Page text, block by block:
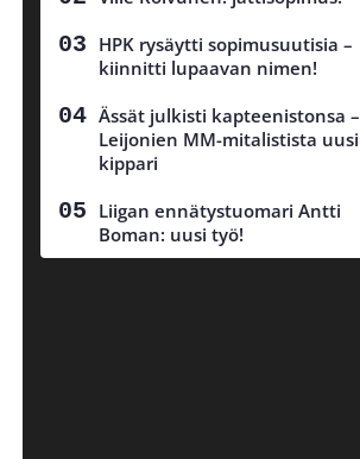
HPK rysäytti sopimusuutisia –
kiinnitti lupaavan nimen!
Ässät julkisti kapteenistonsa –
Leijonien MM-mitalistista uusi
kippari
Liigan ennätystuomari Antti
Boman: uusi työ!